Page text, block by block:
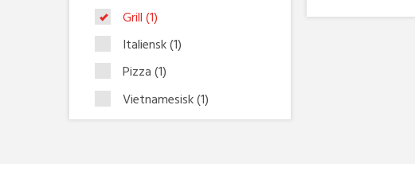
Grill (1)
Italiensk(1)
Pizza (1)
Vietnamesisk(1)